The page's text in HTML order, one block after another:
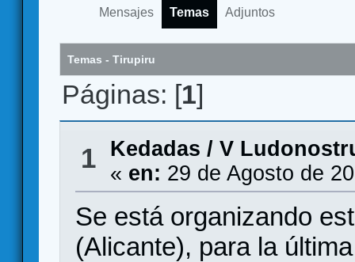
Mensajes Temas Adjuntos
Temas - Tirupiru
Páginas: [1]
1 Kedadas / V
« en: 29 de Agosto de
Se está organizando
(Alicante), para la